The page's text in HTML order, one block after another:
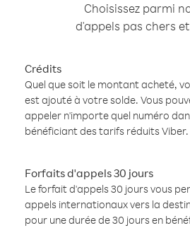
Choisissez parmi
d'appels pas chers
Crédits
Quel que soit le montant acheté,
est ajouté à votre solde. Vous
appeler n'importe quel numéro
bénéficiant des tarifs réduits Viber.
Forfaits d'appels 30 jours
Le forfait d'appels 30 jours vous
appels internationaux vers la
pour une durée de 30 jours en